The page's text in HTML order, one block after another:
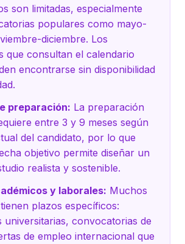
son limitadas, especialmente
populares como mayo-
diciembre. Los
que consultan el calendario
encontrarse sin disponibilidad
preparación: La preparación
entre 3 y 9 meses según
del candidato, por lo que
objetivo permite diseñar un
realista y sostenible.
y laborales: Muchos
plazos específicos:
universitarias, convocatorias de
de empleo internacional que